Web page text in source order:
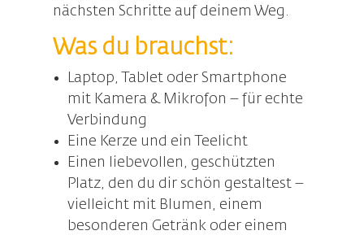
nächsten Schritte auf deinem Weg.
Was du brauchst:
Laptop, Tablet oder Smartphone
mit Kamera & Mikrofon – für echte
Verbindung
Eine Kerze und ein Teelicht
Einen liebevollen, geschützten
Platz, den du dir schön gestaltest –
vielleicht mit Blumen, einem
besonderen Getränk oder einem